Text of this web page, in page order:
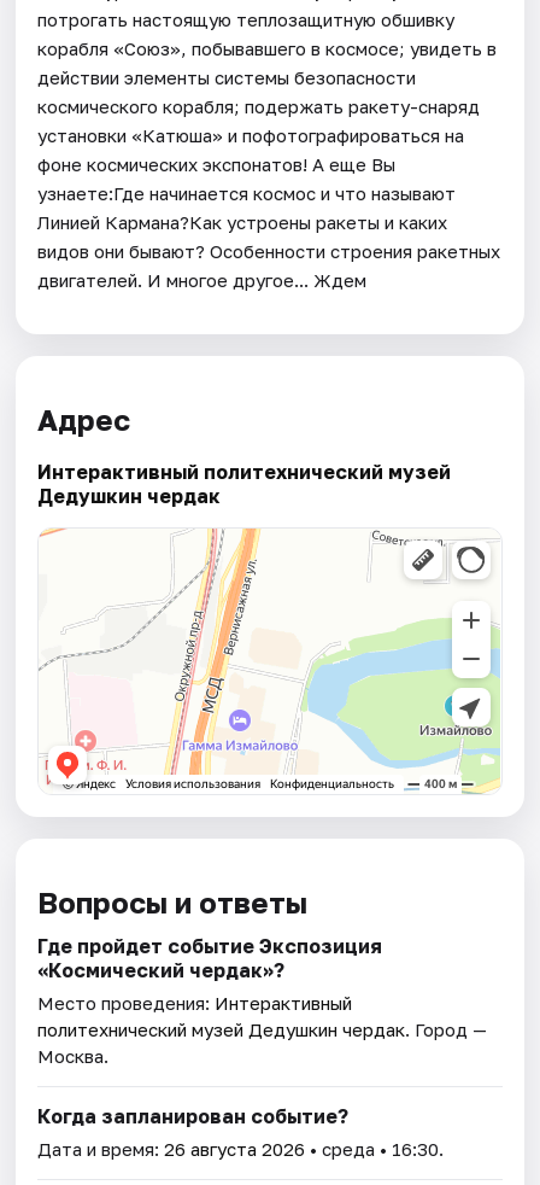
потрогать настоящую теплозащитную обшивку
корабля «Союз», побывавшего в космосе; увидеть в
действии элементы системы безопасности
космического корабля; подержать ракету-снаряд
установки «Катюша» и пофотографироваться на
фоне космических экспонатов! А еще Вы
узнаете:Где начинается космос и что называют
Линией Кармана?Как устроены ракеты и каких
видов они бывают? Особенности строения ракетных
двигателей. И многое другое... Ждем
Адрес
Интерактивный политехнический музей
Дедушкин чердак
Вопросы и ответы
Где пройдет событие Экспозиция
«Космический чердак»?
Место проведения: Интерактивный
политехнический музей Дедушкин чердак. Город —
Москва.
Когда запланирован событие?
Дата и время:26 августа 2026 • среда • 16:30.